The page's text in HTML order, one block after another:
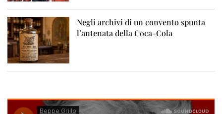
Negli archivi di un convento spunta
l’antenata della Coca-Cola